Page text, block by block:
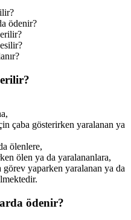
ödenir?
çaba gösterirken yaralanan ya
ölenlere,
ölen ya da yaralananlara,
görev yaparken yaralanan ya da
ödenir?